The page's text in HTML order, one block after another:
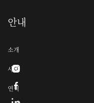
안내
소개
사명
연혁

